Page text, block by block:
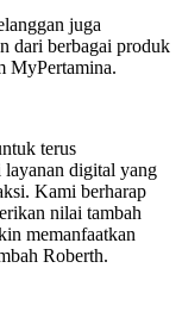
juga
dari berbagai produk
MyPertamina.
terus
layanan digital yang
Kami berharap
nilai tambah
memanfaatkan
Roberth.